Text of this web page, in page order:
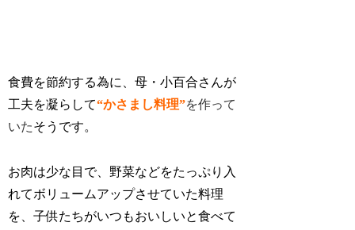
食費を節約する為に、母・小百合さんが
工夫を凝らして“かさまし料理”を作って
いたそうです。
お肉は少な目で、野菜などをたっぷり入
れてボリュームアップさせていた料理
を、子供たちがいつもおいしいと食べて